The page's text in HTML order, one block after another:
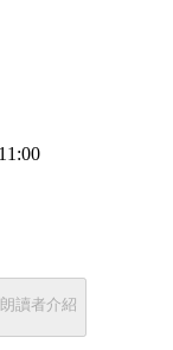
11:00
讀者介紹